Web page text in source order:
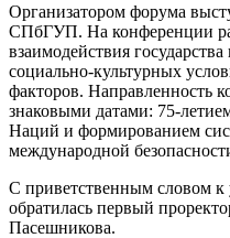
Организатором форума
СПбГУП. На конференции
взаимодействия
социально-культурных
факторов. Направленность
знаковыми датами: 75-
Наций и формированием
международной
С приветственным словом к
обратилась первый
Пасешникова.